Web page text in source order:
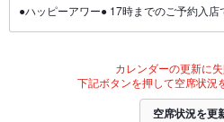
●ハッピーアワー● 17時までのご予約入店
カレンダーの更新に失
下記ボタンを押して空席状況
空席状況を更